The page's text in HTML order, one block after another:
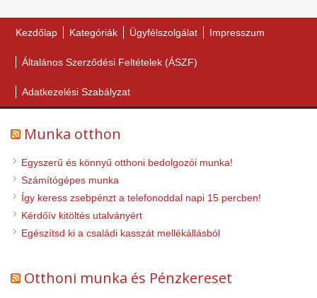
Kezdőlap Kategóriák Ügyfélszolgálat Impresszum
Általános Szerződési Feltételek (ÁSZF)
Adatkezelési Szabályzat
Munka otthon
Egyszerű és könnyű otthoni bedolgozói munka!
Számítógépes munka
Így keress zsebpénzt a telefonoddal napi 15 percben!
Kérdőív kitöltés utalványért
Egészítsd ki a családi kasszát mellékállásból
Otthoni munka és Pénzkereset